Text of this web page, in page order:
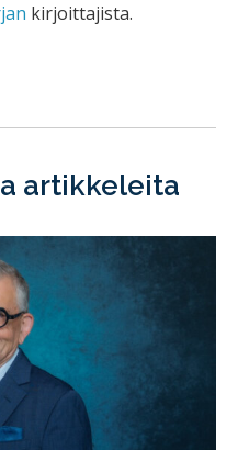
kirjoittajista.
artikkeleita